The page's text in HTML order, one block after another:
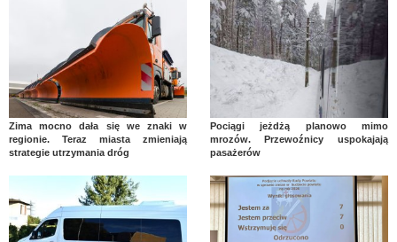
Zima mocno dała się we znaki w
regionie. Teraz miasta zmieniają
strategie utrzymania dróg
Pociągi jeżdżą planowo mimo
mrozów. Przewoźnicy uspokajają
pasażerów